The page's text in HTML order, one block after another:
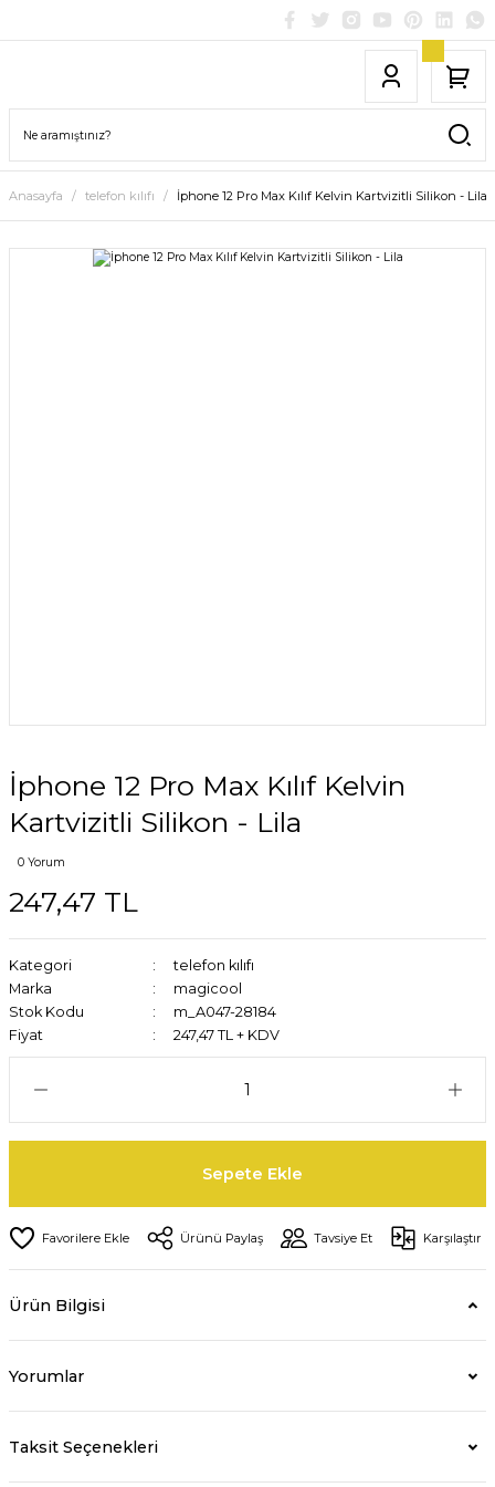
Anasayfa telefon kılıfı İphone 12 Pro Max Kılıf Kelvin Kartvizitli Silikon - Lila
İphone 12 Pro Max Kılıf Kelvin
Kartvizitli Silikon - Lila
0 Yorum
247,47 TL
Kategori
telefon kılıfı
Marka
magicool
Stok Kodu
m_A047-28184
Fiyat
247,47 TL + KDV
Sepete Ekle
Ürünü Paylaş Tavsiye Et Karşılaştır
Ürün Bilgisi
Yorumlar
Taksit Seçenekleri